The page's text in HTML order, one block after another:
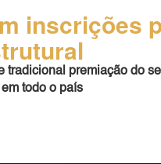
inscrições
tradicional premiação do
todo o país